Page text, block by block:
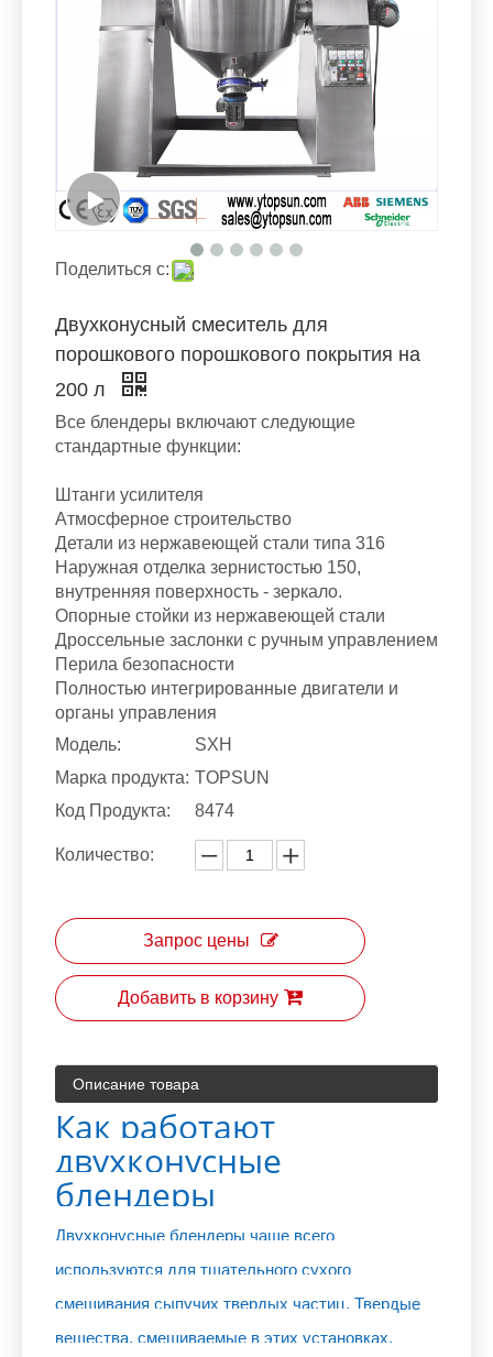
Поделиться с:
Двухконусный смеситель для
порошкового порошкового покрытия на
200 л
Все блендеры включают следующие
стандартные функции:
Штанги усилителя
Атмосферное строительство
Детали из нержавеющей стали типа 316
Наружная отделка зернистостью 150,
внутренняя поверхность - зеркало.
Опорные стойки из нержавеющей стали
Дроссельные заслонки с ручным управлением
Перила безопасности
Полностью интегрированные двигатели и
органы управления
Модель:
SXH
Марка продукта: TOPSUN
Код Продукта:
8474
Количество:
Запрос цены
Добавить в корзину
Описание товара
Как работают
двухконусные
блендеры
Двухконусные блендеры чаще всего
используются для тщательного сухого
смешивания сыпучих твердых частиц. Твердые
вещества, смешиваемые в этих установках,